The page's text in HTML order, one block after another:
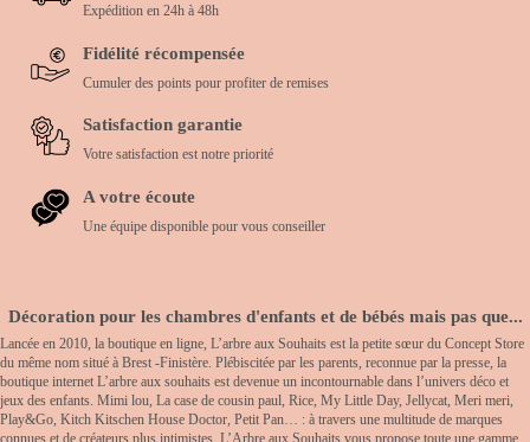
Expédition en 24h à 48h
Fidélité récompensée
Cumuler des points pour profiter de remises
Satisfaction garantie
Votre satisfaction est notre priorité
A votre écoute
Une équipe disponible pour vous conseiller
Décoration pour les chambres d'enfants et de bébés mais pas que...
Lancée en 2010, la boutique en ligne, L’arbre aux Souhaits est la petite sœur du Concept Store
du même nom situé à Brest -Finistère. Plébiscitée par les parents, reconnue par la presse, la
boutique internet L’arbre aux souhaits est devenue un incontournable dans l’univers déco et
jeux des enfants. Mimi lou, La case de cousin paul, Rice, My Little Day, Jellycat, Meri meri,
Play&Go, Kitch Kitschen House Doctor, Petit Pan… : à travers une multitude de marques